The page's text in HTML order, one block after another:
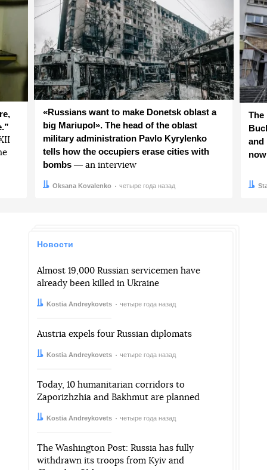
«Russians want to make Donetsk oblast a
big Mariupol». The head of the oblast
military administration Pavlo Kyrylenko
tells how the occupiers erase cities with
bombs ― an interview
Автор:
Oksana Kovalenko
Дата: четыре года назад
The
and
now
Дата:
Новости
Almost 19,000 Russian servicemen have
already been killed in Ukraine
Автор:
Kostia Andreykovets
Дата: четыре года назад
Austria expels four Russian diplomats
Автор:
Kostia Andreykovets
Дата: четыре года назад
Today, 10 humanitarian corridors to
Zaporizhzhia and Bakhmut are planned
Автор:
Kostia Andreykovets
Дата: четыре года назад
The Washington Post: Russia has fully
withdrawn its troops from Kyiv and